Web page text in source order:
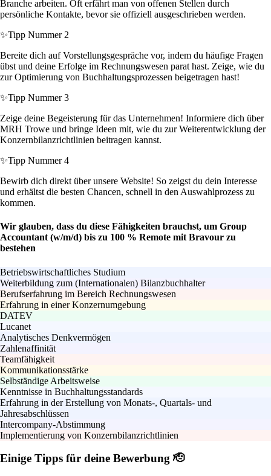
Branche arbeiten. Oft erfährt man von offenen Stellen durch
persönliche Kontakte, bevor sie offiziell ausgeschrieben werden.
✨Tipp Nummer 2
Bereite dich auf Vorstellungsgespräche vor, indem du häufige Fragen
übst und deine Erfolge im Rechnungswesen parat hast. Zeige, wie du
zur Optimierung von Buchhaltungsprozessen beigetragen hast!
✨Tipp Nummer 3
Zeige deine Begeisterung für das Unternehmen! Informiere dich über
MRH Trowe und bringe Ideen mit, wie du zur Weiterentwicklung der
Konzernbilanzrichtlinien beitragen kannst.
✨Tipp Nummer 4
Bewirb dich direkt über unsere Website! So zeigst du dein Interesse
und erhältst die besten Chancen, schnell in den Auswahlprozess zu
kommen.
Wir glauben, dass du diese Fähigkeiten brauchst, um Group
Accountant (w/m/d) bis zu 100 % Remote mit Bravour zu
bestehen
Betriebswirtschaftliches Studium
Weiterbildung zum (Internationalen) Bilanzbuchhalter
Berufserfahrung im Bereich Rechnungswesen
Erfahrung in einer Konzernumgebung
DATEV
Lucanet
Analytisches Denkvermögen
Zahlenaffinität
Teamfähigkeit
Kommunikationsstärke
Selbständige Arbeitsweise
Kenntnisse in Buchhaltungsstandards
Erfahrung in der Erstellung von Monats-, Quartals- und
Jahresabschlüssen
Intercompany-Abstimmung
Implementierung von Konzernbilanzrichtlinien
Einige Tipps für deine Bewerbung 🫡